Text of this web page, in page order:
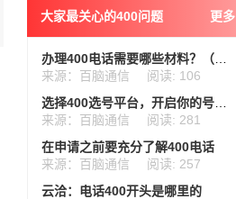
大家最关心的400问题 更多
来源：百脑通信
阅读: 106
来源：百脑通信
阅读: 281
在申请之前要充分了解400电话
来源：百脑通信
阅读: 257
云洽：电话400开头是哪里的